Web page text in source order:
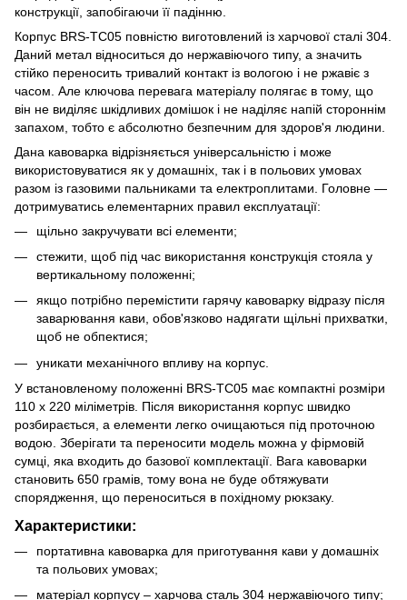
конструкції, запобігаючи її падінню.
Корпус BRS-TC05 повністю виготовлений із харчової сталі 304.
Даний метал відноситься до нержавіючого типу, а значить
стійко переносить тривалий контакт із вологою і не ржавіє з
часом. Але ключова перевага матеріалу полягає в тому, що
він не виділяє шкідливих домішок і не наділяє напій стороннім
запахом, тобто є абсолютно безпечним для здоров'я людини.
Дана кавоварка відрізняється універсальністю і може
використовуватися як у домашніх, так і в польових умовах
разом із газовими пальниками та електроплитами. Головне —
дотримуватись елементарних правил експлуатації:
щільно закручувати всі елементи;
стежити, щоб під час використання конструкція стояла у
вертикальному положенні;
якщо потрібно перемістити гарячу кавоварку відразу після
заварювання кави, обов'язково надягати щільні прихватки,
щоб не обпектися;
уникати механічного впливу на корпус.
У встановленому положенні BRS-TC05 має компактні розміри
110 x 220 міліметрів. Після використання корпус швидко
розбирається, а елементи легко очищаються під проточною
водою. Зберігати та переносити модель можна у фірмовій
сумці, яка входить до базової комплектації. Вага кавоварки
становить 650 грамів, тому вона не буде обтяжувати
спорядження, що переноситься в похідному рюкзаку.
Характеристики:
портативна кавоварка для приготування кави у домашніх
та польових умовах;
матеріал корпусу – харчова сталь 304 нержавіючого типу;